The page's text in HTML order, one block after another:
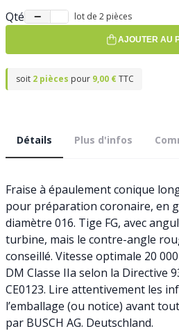
Qté − +
lot de 2 pièces
AJOUTER AU
soit 2 pièces pour 9,00 €TTC
Détails Plus d'infos
Fraise à épaulement conique
pour préparation coronaire, en
diamètre 016. Tige FG, avec
turbine, mais le contre-angle
conseillé. Vitesse optimale 20
DM Classe IIa selon la Directive
CE0123. Lire attentivement les
l’emballage (ou notice) avant
par BUSCH AG. Deutschland.